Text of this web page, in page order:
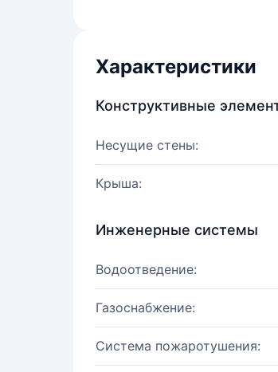
Характеристики
Конструктивные
Несущие стены:
Крыша:
Инженерные системы
Водоотведение:
Газоснабжение:
Система пожаротушения: